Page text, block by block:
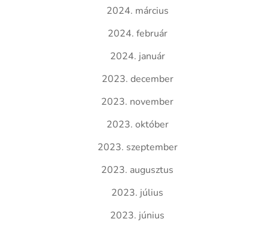
2024. március
2024. február
2024. január
2023. december
2023. november
2023. október
2023. szeptember
2023. augusztus
2023. július
2023. június